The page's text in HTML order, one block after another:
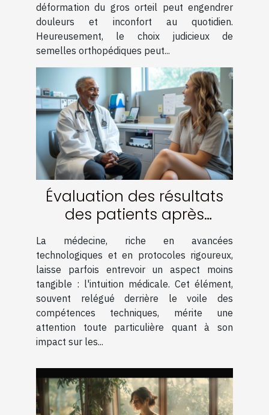
déformation du gros orteil peut engendrer
douleurs et inconfort au quotidien.
Heureusement, le choix judicieux de
semelles orthopédiques peut...
Évaluation des résultats
des patients après
l'utilisation de l'intuition
médicale
La médecine, riche en avancées
technologiques et en protocoles rigoureux,
laisse parfois entrevoir un aspect moins
tangible : l'intuition médicale. Cet élément,
souvent relégué derrière le voile des
compétences techniques, mérite une
attention toute particulière quant à son
impact sur les...